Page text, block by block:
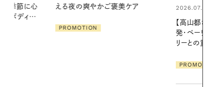
ケア
2026.07.21
発・ベーリングの腕時計】 アクセサ
る【大人気の